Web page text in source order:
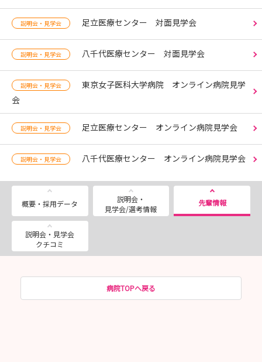
説明会・見学会 足立医療センター 対面見学会
説明会・見学会 八千代医療センター 対面見学会
説明会・見学会
東京女子医科大学病院 オンライン病院見学
会
説明会・見学会 足立医療センター オンライン病院見学会
説明会・見学会 八千代医療センター オンライン病院見学会
概要・採用データ
説明会・
見学会/選考情報
先輩情報
説明会・見学会
クチコミ
病院TOPへ戻る